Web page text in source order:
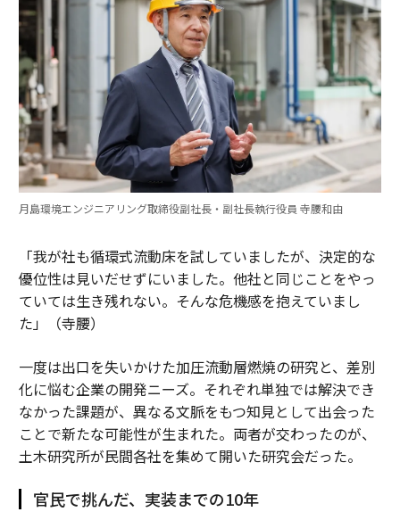
月島環境エンジニアリング取締役副社長・副社長執行役員 寺腰和由
「我が社も循環式流動床を試していましたが、決定的な
優位性は見いだせずにいました。他社と同じことをやっ
ていては生き残れない。そんな危機感を抱えていまし
た」（寺腰）
一度は出口を失いかけた加圧流動層燃焼の研究と、差別
化に悩む企業の開発ニーズ。それぞれ単独では解決でき
なかった課題が、異なる文脈をもつ知見として出会った
ことで新たな可能性が生まれた。両者が交わったのが、
土木研究所が民間各社を集めて開いた研究会だった。
官民で挑んだ、実装までの10年